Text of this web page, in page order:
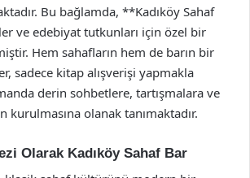
Bu bağlamda, **Kadıköy Sahaf
ve edebiyat tutkunları için özel bir
Hem sahafların hem de barın bir
sadece kitap alışverişi yapmakla
derin sohbetlere, tartışmalara ve
kurulmasına olanak tanımaktadır.
Olarak Kadıköy Sahaf Bar